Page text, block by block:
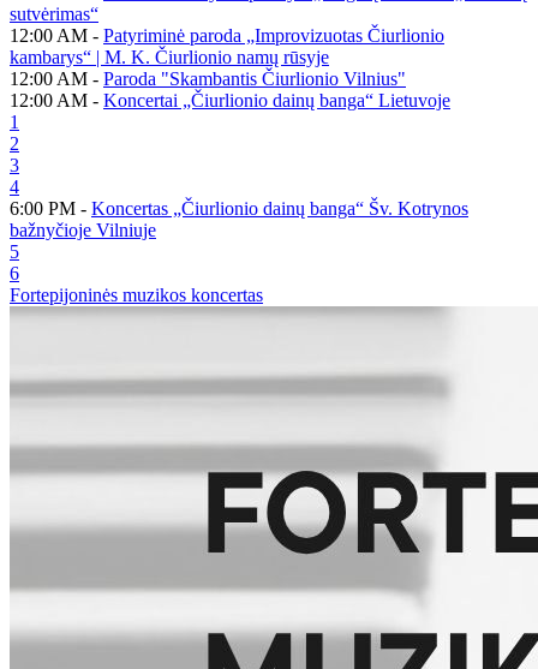
sutvėrimas“
12:00 AM - Patyriminė paroda „Improvizuotas Čiurlionio
kambarys“ | M. K. Čiurlionio namų rūsyje
12:00 AM - Paroda "Skambantis Čiurlionio Vilnius"
12:00 AM - Koncertai „Čiurlionio dainų banga“ Lietuvoje
1
2
3
4
6:00 PM - Koncertas „Čiurlionio dainų banga“ Šv. Kotrynos
bažnyčioje Vilniuje
5
6
Fortepijoninės muzikos koncertas